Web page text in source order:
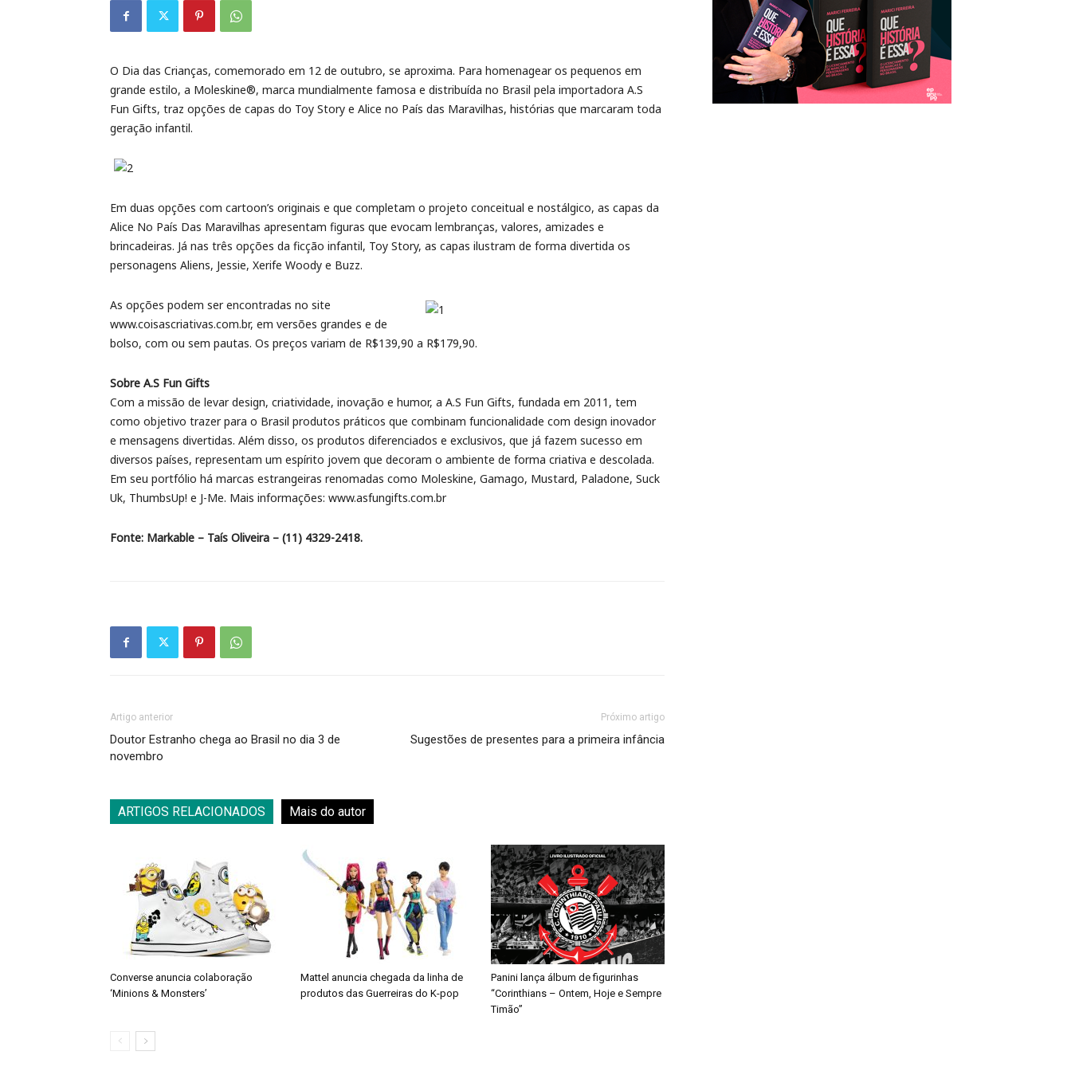
O Dia das Crianças, comemorado em 12 de outubro, se aproxima. Para homenagear os pequenos em
grande estilo, a Moleskine®, marca mundialmente famosa e distribuída no Brasil pela importadora A.S
Fun Gifts, traz opções de capas do Toy Story e Alice no País das Maravilhas, histórias que marcaram toda
geração infantil.
Em duas opções com cartoon’s originais e que completam o projeto conceitual e nostálgico, as capas da
Alice No País Das Maravilhas apresentam figuras que evocam lembranças, valores, amizades e
brincadeiras. Já nas três opções da ficção infantil, Toy Story, as capas ilustram de forma divertida os
personagens Aliens, Jessie, Xerife Woody e Buzz.
As opções podem ser encontradas no site
www.coisascriativas.com.br, em versões grandes e de
bolso, com ou sem pautas. Os preços variam de R$139,90 a R$179,90.
Sobre A.S Fun Gifts
Com a missão de levar design, criatividade, inovação e humor, a A.S Fun Gifts, fundada em 2011, tem
como objetivo trazer para o Brasil produtos práticos que combinam funcionalidade com design inovador
e mensagens divertidas. Além disso, os produtos diferenciados e exclusivos, que já fazem sucesso em
diversos países, representam um espírito jovem que decoram o ambiente de forma criativa e descolada.
Em seu portfólio há marcas estrangeiras renomadas como Moleskine, Gamago, Mustard, Paladone, Suck
Uk, ThumbsUp! e J-Me. Mais informações: www.asfungifts.com.br
Fonte: Markable – Taís Oliveira – (11) 4329-2418.
Artigo anterior
Doutor Estranho chega ao Brasil no dia 3 de
novembro
Próximo artigo
Sugestões de presentes para a primeira infância
ARTIGOS RELACIONADOS Mais do autor
Converse anuncia colaboração
‘Minions & Monsters’
Mattel anuncia chegada da linha de
produtos das Guerreiras do K-pop
Panini lança álbum de figurinhas
“Corinthians – Ontem, Hoje e Sempre
Timão”